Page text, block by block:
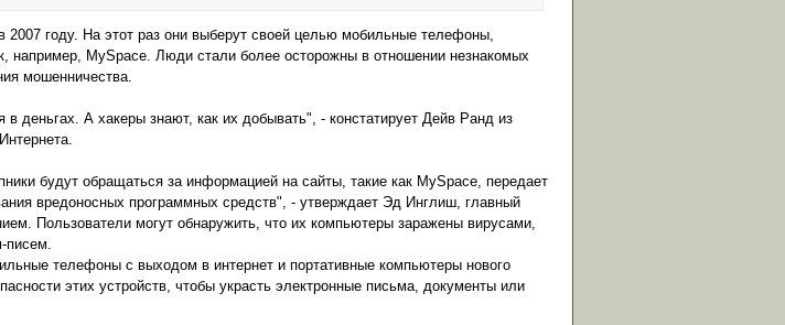
году. На этот раз они выберут своей целью мобильные телефоны,
MySpace. Люди стали более осторожны в отношении незнакомых
мошенничества.
деньгах. А хакеры знают, как их добывать", - констатирует Дейв Ранд из
будут обращаться за информацией на сайты, такие как MySpace, передает
вредоносных программных средств", - утверждает Эд Инглиш, главный
Пользователи могут обнаружить, что их компьютеры заражены вирусами,
писем.
телефоны с выходом в интернет и портативные компьютеры нового
этих устройств, чтобы украсть электронные письма, документы или